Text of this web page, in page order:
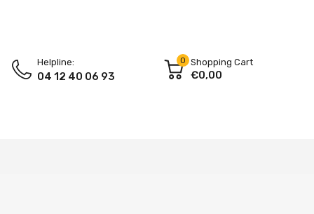
Helpline:
04 12 40 06 93
0 Shopping Cart
€0,00